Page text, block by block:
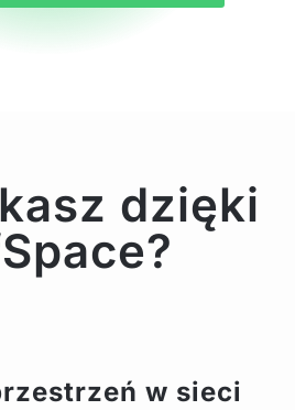
dzięki
w sieci